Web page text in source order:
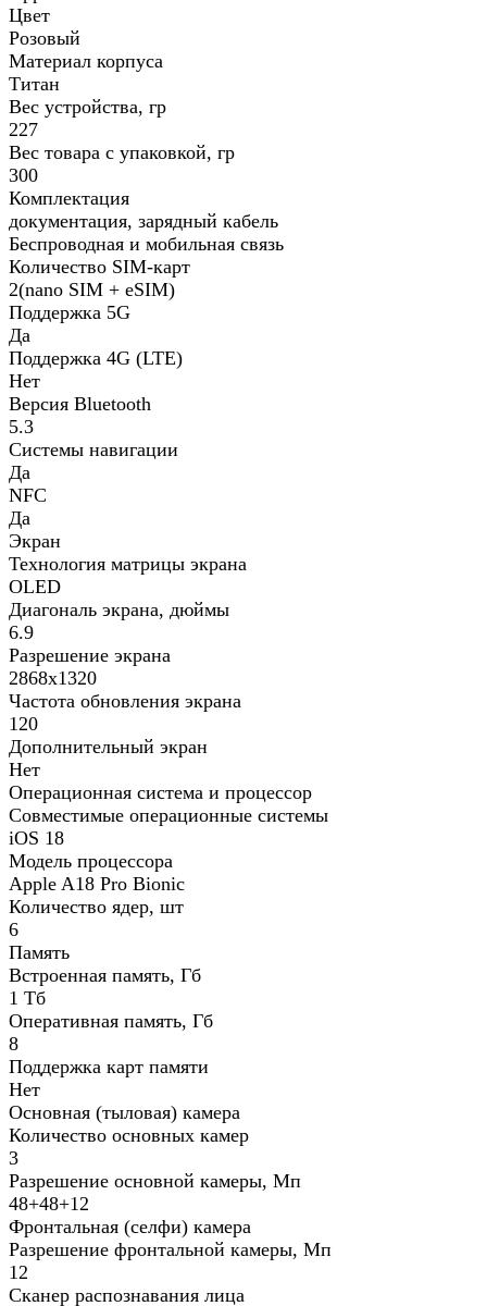
Цвет
Розовый
Материал корпуса
Титан
Вес устройства, гр
227
Вес товара с упаковкой, гр
300
Комплектация
документация, зарядный кабель
Беспроводная и мобильная связь
Количество SIM-карт
2(nano SIM + eSIM)
Поддержка 5G
Да
Поддержка 4G (LTE)
Нет
Версия Bluetooth
5.3
Системы навигации
Да
NFC
Да
Экран
Технология матрицы экрана
OLED
Диагональ экрана, дюймы
6.9
Разрешение экрана
2868x1320
Частота обновления экрана
120
Дополнительный экран
Нет
Операционная система и процессор
Совместимые операционные системы
iOS 18
Модель процессора
Apple A18 Pro Bionic
Количество ядер, шт
6
Память
Встроенная память, Гб
1 Тб
Оперативная память, Гб
8
Поддержка карт памяти
Нет
Основная (тыловая) камера
Количество основных камер
3
Разрешение основной камеры, Мп
48+48+12
Фронтальная (селфи) камера
Разрешение фронтальной камеры, Мп
12
Сканер распознавания лица